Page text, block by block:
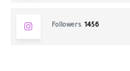
Followers 1456